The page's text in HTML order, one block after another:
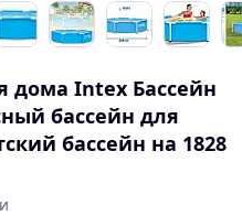
дома Intex Бассейн
бассейн для
бассейн на 1828